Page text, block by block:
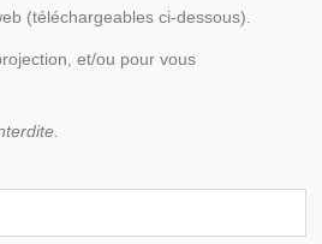
(téléchargeables ci-dessous).
et/ou pour vous